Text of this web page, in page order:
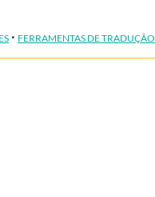
· FERRAMENTAS DE TRADUÇÃO